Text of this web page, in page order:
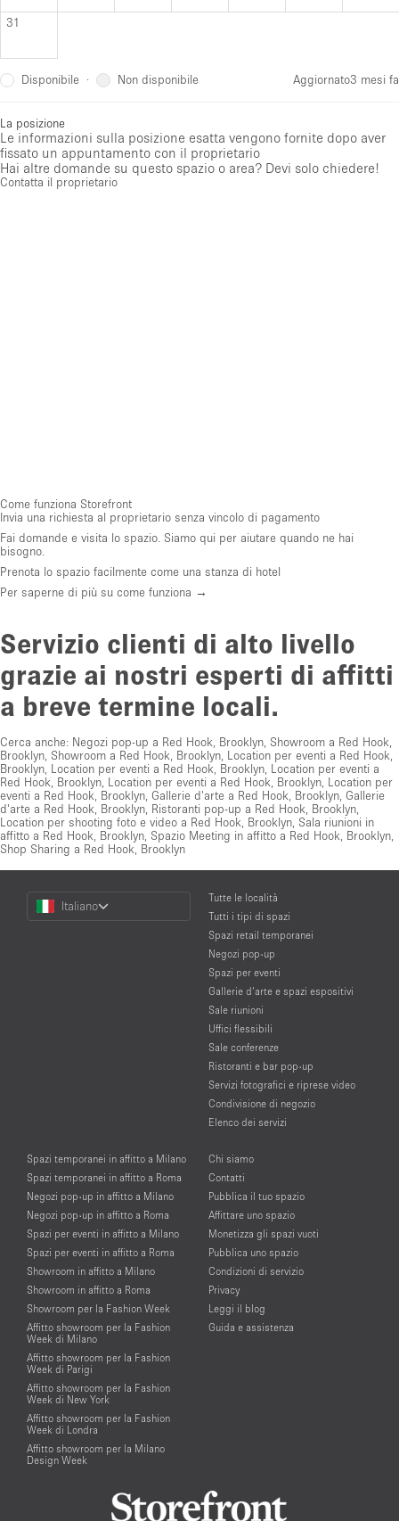
31
Disponibile · Non disponibile Aggiornato3 mesi fa
La posizione
Le informazioni sulla posizione esatta vengono fornite dopo aver
fissato un appuntamento con il proprietario
Hai altre domande su questo spazio o area? Devi solo chiedere!
Contatta il proprietario
Come funziona Storefront
Invia una richiesta al proprietario senza vincolo di pagamento
Fai domande e visita lo spazio. Siamo qui per aiutare quando ne hai
bisogno.
Prenota lo spazio facilmente come una stanza di hotel
Per saperne di più su come funziona →
Servizio clienti di alto livello
grazie ai nostri esperti di affitti
a breve termine locali.
Cerca anche: Negozi pop-up a Red Hook, Brooklyn Showroom a Red Hook,
Brooklyn Showroom a Red Hook, Brooklyn Location per eventi a Red Hook,
Brooklyn Location per eventi a Red Hook, Brooklyn Location per eventi a
Red Hook, Brooklyn Location per eventi a Red Hook, Brooklyn Location per
eventi a Red Hook, Brooklyn Gallerie d'arte a Red Hook, Brooklyn Gallerie
d'arte a Red Hook, Brooklyn Ristoranti pop-up a Red Hook, Brooklyn
Location per shooting foto e video a Red Hook, Brooklyn Sala riunioni in
affitto a Red Hook, Brooklyn Spazio Meeting in affitto a Red Hook, Brooklyn
Shop Sharing a Red Hook, Brooklyn
Choose
Language
Italiano
Tutte le località
Tutti i tipi di spazi
Spazi retail temporanei
Negozi pop-up
Spazi per eventi
Gallerie d’arte e spazi espositivi
Sale riunioni
Uffici flessibili
Sale conferenze
Ristoranti e bar pop-up
Servizi fotografici e riprese video
Condivisione di negozio
Elenco dei servizi
Spazi temporanei in affitto a Milano
Spazi temporanei in affitto a Roma
Negozi pop-up in affitto a Milano
Negozi pop-up in affitto a Roma
Spazi per eventi in affitto a Milano
Spazi per eventi in affitto a Roma
Showroom in affitto a Milano
Showroom in affitto a Roma
Showroom per la Fashion Week
Affitto showroom per la Fashion
Week di Milano
Affitto showroom per la Fashion
Week di Parigi
Affitto showroom per la Fashion
Week di New York
Affitto showroom per la Fashion
Week di Londra
Affitto showroom per la Milano
Design Week
Chi siamo
Contatti
Pubblica il tuo spazio
Affittare uno spazio
Monetizza gli spazi vuoti
Pubblica uno spazio
Condizioni di servizio
Privacy
Leggi il blog
Guida e assistenza